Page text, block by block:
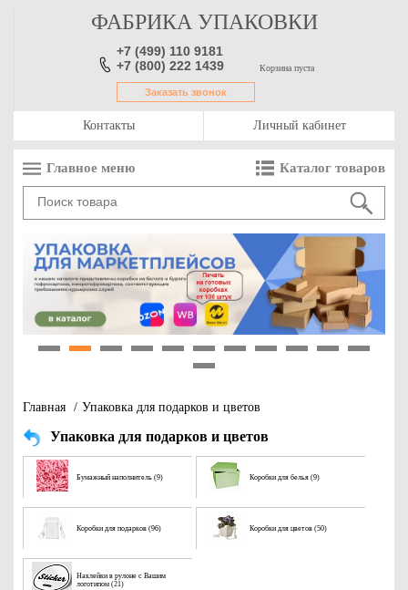
ФАБРИКА УПАКОВКИ
+7 (499) 110 9181
+7 (800) 222 1439
Заказать звонок
Корзина пуста
Контакты Личный кабинет
Главное меню Каталог товаров
Главная / Упаковка для подарков и цветов
Упаковка для подарков и цветов
Бумажный наполнитель (9) Коробки для белья (9)
Коробки для подарков (96) Коробки для цветов (50)
Наклейки в рулоне с Вашим
логотипом (21)